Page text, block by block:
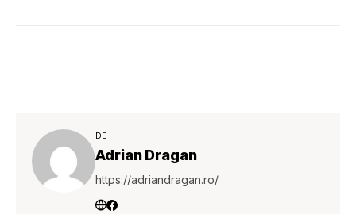
DE
Adrian Dragan
https://adriandragan.ro/